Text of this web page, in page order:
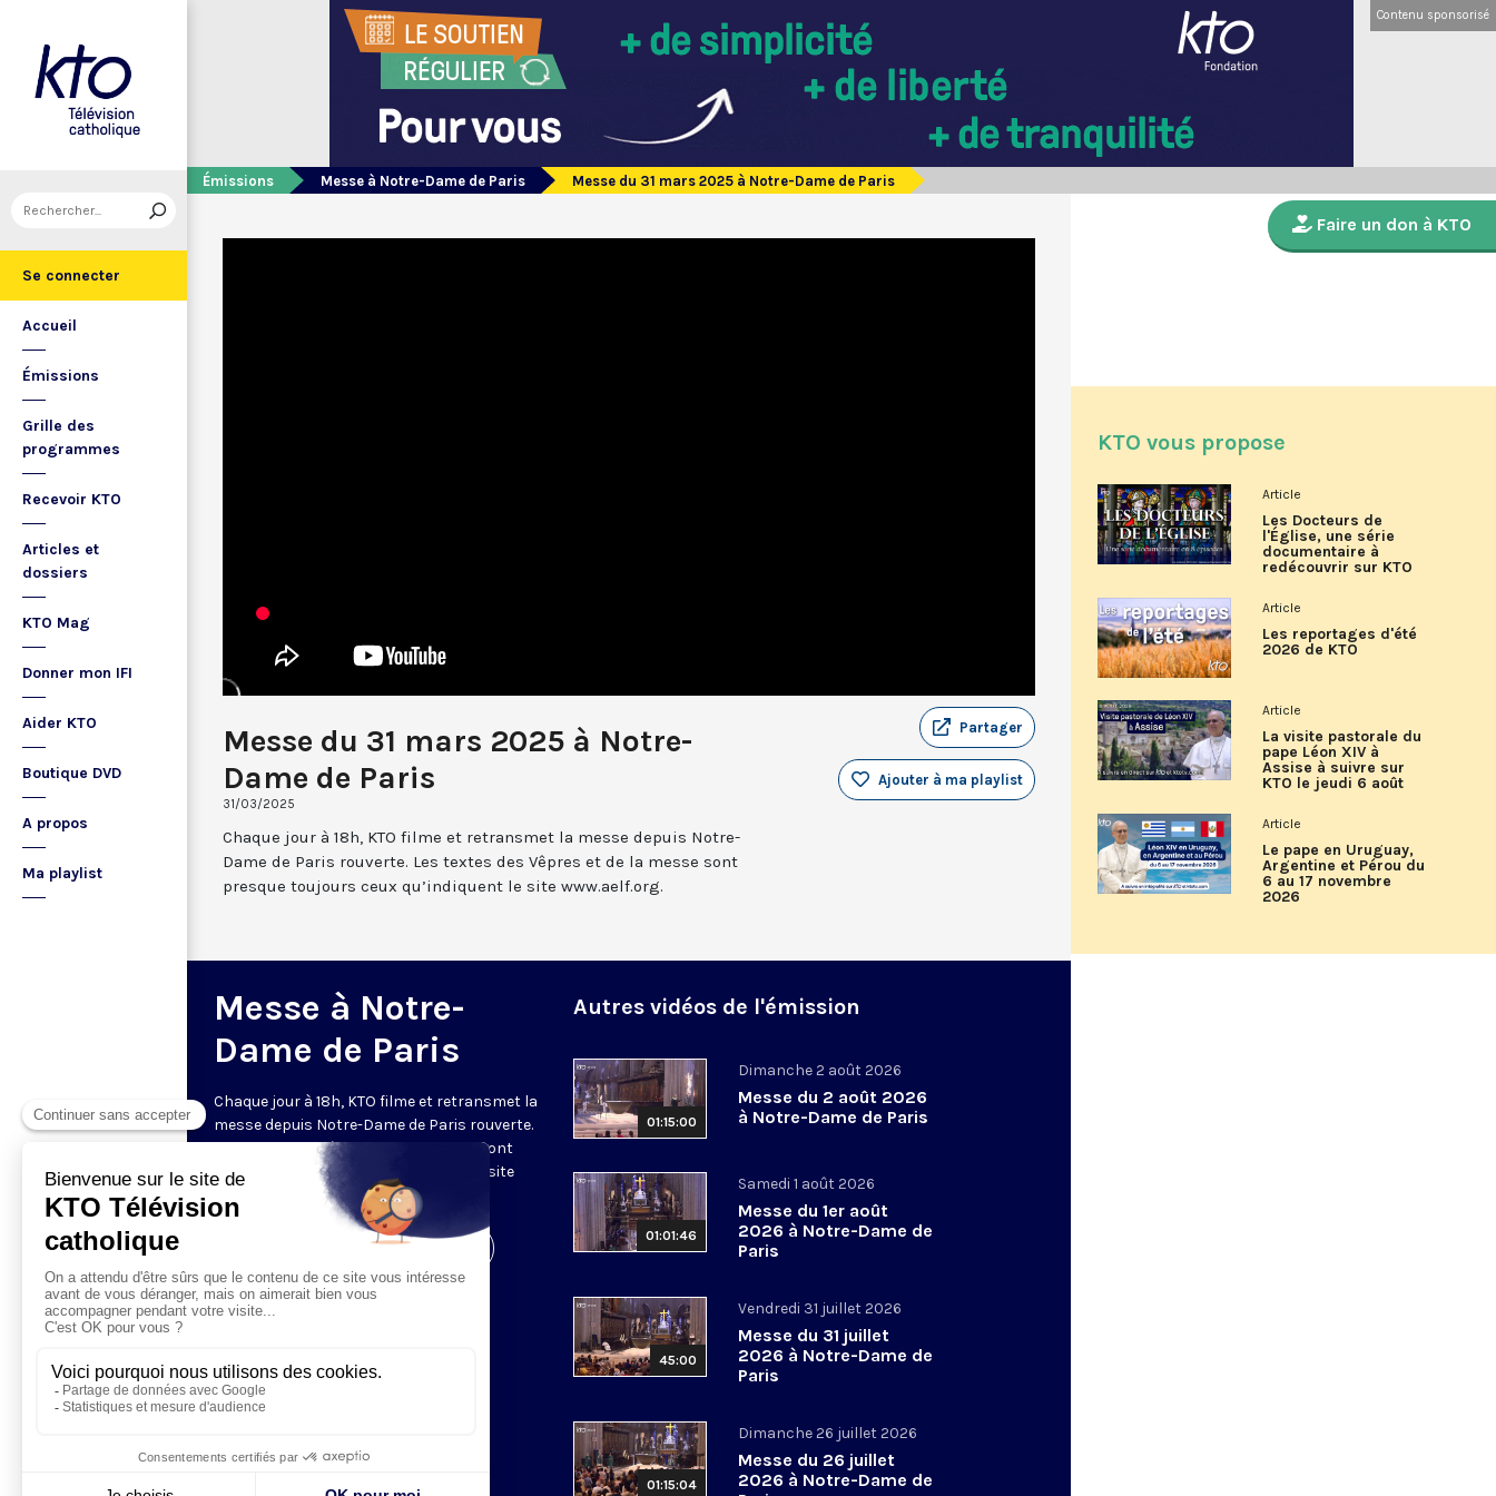
Se connecter
Accueil
Émissions
Grille des
programmes
Recevoir KTO
Articles et
dossiers
KTO Mag
Donner mon IFI
Aider KTO
Boutique DVD
A propos
Ma playlist
Contenu sponsorisé
Émissions Messe à Notre-Dame de Paris Messe du 31 mars 2025 à Notre-Dame de Paris
Messe du 31 mars 2025 à Notre-
Dame de Paris
31/03/2025
Partager
Ajouter à ma playlist
Chaque jour à 18h, KTO filme et retransmet la messe depuis Notre-
Dame de Paris rouverte. Les textes des Vêpres et de la messe sont
presque toujours ceux qu’indiquent le site www.aelf.org.
Messe à Notre-
Dame de Paris
Chaque jour à 18h, KTO filme et retransmet la
messe depuis Notre-Dame de Paris rouverte.
Les textes des Vêpres et de la messe sont
presque toujours ceux qu’indiquent le site
Visiter la page de l'émission
Autres vidéos de l'émission
01:15:00
Dimanche 2 août 2026
Messe du 2 août 2026
à Notre-Dame de Paris
01:01:46
Samedi 1 août 2026
Messe du 1er août
2026 à Notre-Dame de
Paris
45:00
Vendredi 31 juillet 2026
Messe du 31 juillet
2026 à Notre-Dame de
Paris
01:15:04
Dimanche 26 juillet 2026
Messe du 26 juillet
2026 à Notre-Dame de
Faire un don à KTO
KTO vous propose
Article
Les Docteurs de
l'Église, une série
documentaire à
redécouvrir sur KTO
Article
Les reportages d'été
2026 de KTO
Article
La visite pastorale du
pape Léon XIV à
Assise à suivre sur
KTO le jeudi 6 août
Article
Le pape en Uruguay,
Argentine et Pérou du
6 au 17 novembre
2026